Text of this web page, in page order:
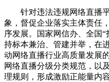
针对违法违规网络直播平
象，督促企业落实主体责任
序发展。国家网信办、全国
持标本兼治、管建并举，在
动网络直播行业高质量发展
网络直播分级分类规范，以
理规则，形成激励正能量内